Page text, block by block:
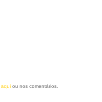
aqui ou nos comentários.